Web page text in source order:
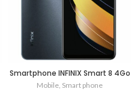
Smartphone INFINIX Smart 8 4Go
128Go – noir- garantie 1 an
Mobile, Smart phone